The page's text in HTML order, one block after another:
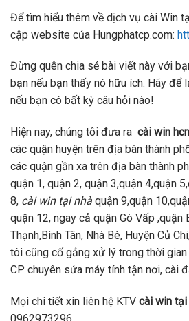
Để tìm hiểu thêm về dịch vụ cài Win
cập website của Hungphatcp.com:
Đừng quên chia sẻ bài viết này với
bạn nếu bạn thấy nó hữu ích. Hãy để
nếu bạn có bất kỳ câu hỏi nào!
Hiện nay, chúng tôi đưa ra cài win
các quận huyện trên địa bàn thành
các quận gần xa trên địa bàn thành
quận 1, quận 2, quận 3,quận 4,quận
8, cài win tại nhà quận 9,quận
quận 12, ngay cả quận Gò Vấp ,quận
Thạnh,Bình Tân, Nhà Bè, Huyện Củ
tôi cũng cố gắng xử lý trong thời
CP chuyên sửa máy tính tận nơi, cài
Mọi chi tiết xin liên hệ KTV cài win tại